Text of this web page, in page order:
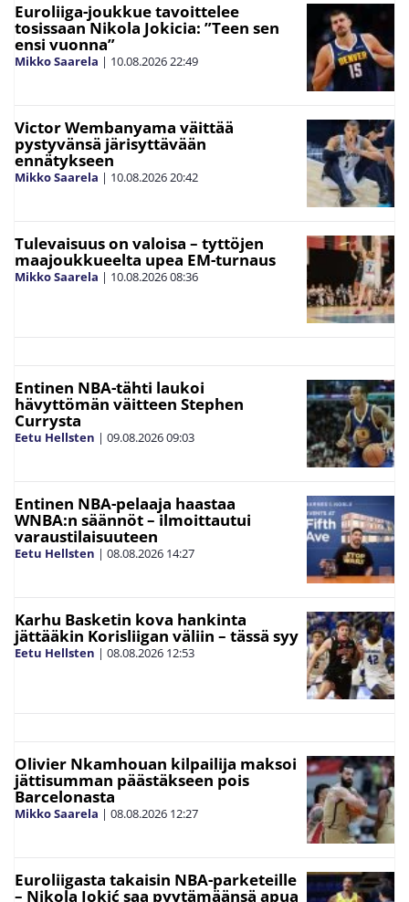
Euroliiga-joukkue tavoittelee
tosissaan Nikola Jokicia: ”Teen sen
ensi vuonna”
Mikko Saarela | 10.08.202622:49
Victor Wembanyama väittää
pystyvänsä järisyttävään
ennätykseen
Mikko Saarela | 10.08.202620:42
Tulevaisuus on valoisa – tyttöjen
maajoukkueelta upea EM-turnaus
Mikko Saarela | 10.08.202608:36
Entinen NBA-tähti laukoi
hävyttömän väitteen Stephen
Currysta
Eetu Hellsten | 09.08.202609:03
Entinen NBA-pelaaja haastaa
WNBA:n säännöt – ilmoittautui
varaustilaisuuteen
Eetu Hellsten | 08.08.2026 14:27
Karhu Basketin kova hankinta
jättääkin Korisliigan väliin – tässä syy
Eetu Hellsten | 08.08.2026 12:53
Olivier Nkamhouan kilpailija maksoi
jättisumman päästäkseen pois
Barcelonasta
Mikko Saarela | 08.08.2026 12:27
Euroliigasta takaisin NBA-parketeille
– Nikola Jokić saa pyytämäänsä apua